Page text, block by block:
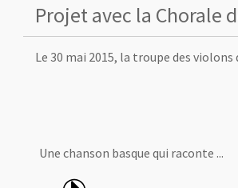
Projet avec la Chorale
Le 30 mai 2015, la troupe des
Une chanson basque qui raconte ...